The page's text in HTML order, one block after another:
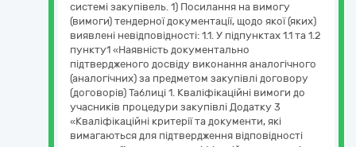
системі закупівель. 1) Посилання на вимогу
(вимоги) тендерної документації, щодо якої (яких)
виявлені невідповідності: 1.1. У підпунктах 1.1 та 1.2
пункту1 «Наявність документально
підтвердженого досвіду виконання аналогічного
(аналогічних) за предметом закупівлі договору
(договорів) Таблиці 1. Кваліфікаційні вимоги до
учасників процедури закупівлі Додатку 3
«Кваліфікаційні критерії та документи, які
вимагаються для підтвердження відповідності